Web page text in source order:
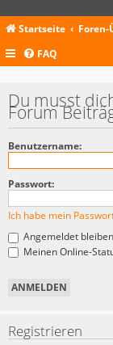
Startseite
FAQ
Du musst
Forum
Benutzername:
Passwort:
Ich habe mein
Angemeldet bleiben
Meinen Online-
Registrieren